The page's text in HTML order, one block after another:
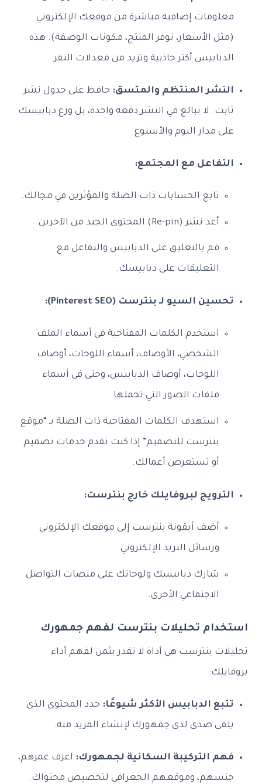
معلومات إضافية مباشرة من موقعك الإلكتروني
(مثل الأسعار، توفر المنتج، مكونات الوصفة). هذه
الدبابيس أكثر جاذبية وتزيد من معدلات النقر.
النشر المنتظم والمتسق: حافظ على جدول نشر
ثابت. لا تبالغ في النشر دفعة واحدة، بل وزع دبابيسك
على مدار اليوم والأسبوع.
التفاعل مع المجتمع:
تابع الحسابات ذات الصلة والمؤثرين في مجالك.
أعد نشر (Re-pin) المحتوى الجيد من الآخرين.
قم بالتعليق على الدبابيس والتفاعل مع
التعليقات على دبابيسك.
تحسين السيو لـ بنترست (Pinterest SEO):
استخدم الكلمات المفتاحية في أسماء الملف
الشخصي، الأوصاف، أسماء اللوحات، أوصاف
اللوحات، أوصاف الدبابيس، وحتى في أسماء
ملفات الصور التي تحملها.
استهدف الكلمات المفتاحية ذات الصلة بـ “موقع
بنترست للتصميم” إذا كنت تقدم خدمات تصميم
أو تستعرض أعمالك.
الترويج لبروفايلك خارج بنترست:
أضف أيقونة بنترست إلى موقعك الإلكتروني
ورسائل البريد الإلكتروني.
شارك دبابيسك ولوحاتك على منصات التواصل
الاجتماعي الأخرى.
استخدام تحليلات بنترست لفهم جمهورك
تحليلات بنترست هي أداة لا تقدر بثمن لفهم أداء
بروفايلك:
تتبع الدبابيس الأكثر شيوعًا: حدد المحتوى الذي
يلقى صدى لدى جمهورك لإنشاء المزيد منه.
فهم التركيبة السكانية لجمهورك: اعرف عمرهم،
جنسهم، وموقعهم الجغرافي لتخصيص محتواك.